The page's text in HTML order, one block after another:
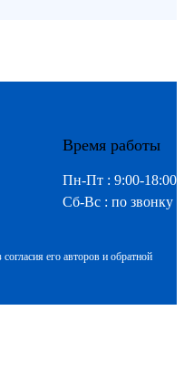
Время работы
Пн-Пт : 9:00-18:00
Сб-Вс : по звонку
его авторов и обратной